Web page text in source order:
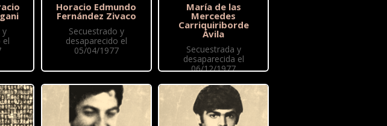
y
el
Horacio Edmundo
Fernández Zivaco
Secuestrado y
desaparecido el
05/04/1977
María de las
Mercedes
Carriquiriborde
Ávila
Secuestrada y
desaparecida el
06/12/1977